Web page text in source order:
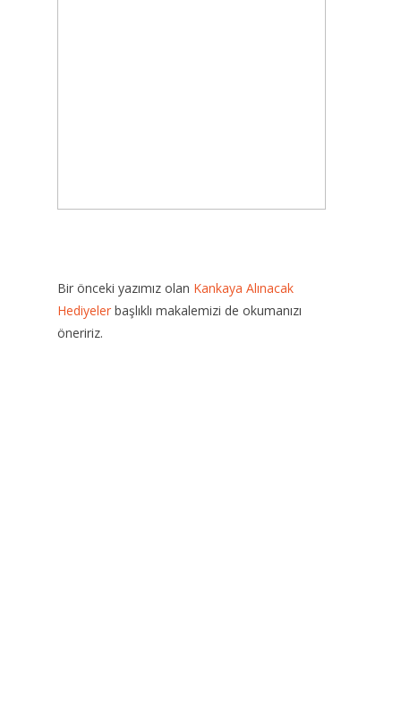
Bir önceki yazımız olan Kankaya Alınacak
Hediyeler başlıklı makalemizi de okumanızı
öneririz.